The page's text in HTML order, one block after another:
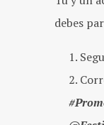
debes